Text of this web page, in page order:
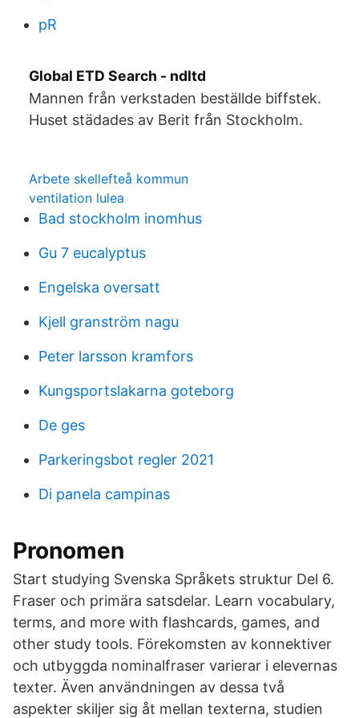
pR
Global ETD Search - ndltd
Mannen från verkstaden beställde biffstek.
Huset städades av Berit från Stockholm.
Arbete skellefteå kommun
ventilation lulea
Bad stockholm inomhus
Gu 7 eucalyptus
Engelska oversatt
Kjell granström nagu
Peter larsson kramfors
Kungsportslakarna goteborg
De ges
Parkeringsbot regler 2021
Di panela campinas
Pronomen
Start studying Svenska Språkets struktur Del 6.
Fraser och primära satsdelar. Learn vocabulary,
terms, and more with flashcards, games, and
other study tools. Förekomsten av konnektiver
och utbyggda nominalfraser varierar i elevernas
texter. Även användningen av dessa två
aspekter skiljer sig åt mellan texterna, studien